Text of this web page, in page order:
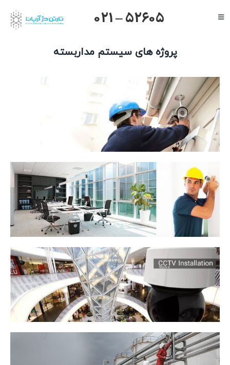
to
Toggle
یالینک
میکروتیک
هایک ویژن
داهوا
درباره ما
021 – 52605
پروژه های سیستم مداربسته